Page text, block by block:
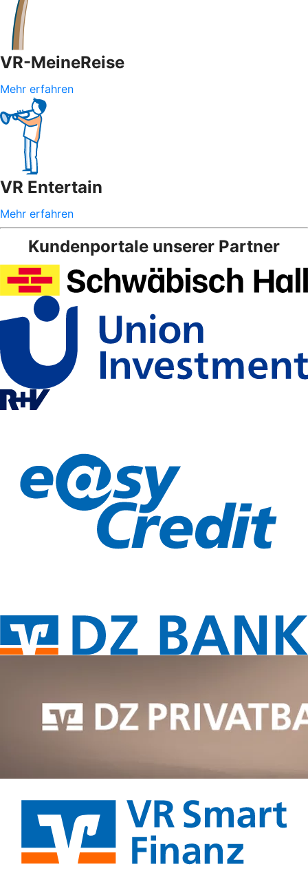
VR-MeineReise
Mehr erfahren
VR Entertain
Mehr erfahren
Kundenportale unserer Partner